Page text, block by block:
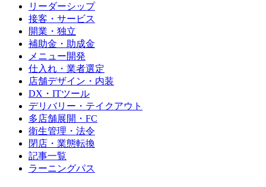
リーダーシップ
接客・サービス
開業・独立
補助金・助成金
メニュー開発
仕入れ・業者選定
店舗デザイン・内装
DX・ITツール
デリバリー・テイクアウト
多店舗展開・FC
衛生管理・法令
閉店・業態転換
記事一覧
ラーニングパス